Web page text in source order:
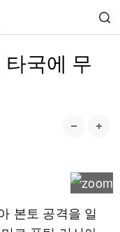
국에 무
본토 공격을 일